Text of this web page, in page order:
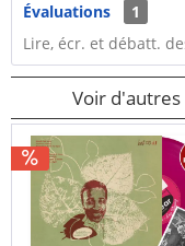
Évaluations
1
Lire, écr. et débatt.
Voir